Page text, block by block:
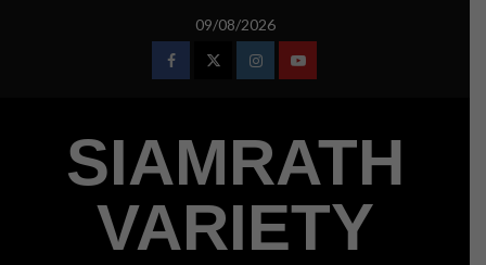
09/08/2026
FacebookTwitterInstagramYoutube
SIAMRATH
VARIETY